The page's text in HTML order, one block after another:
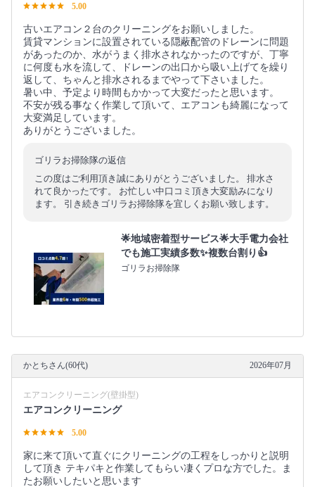
5.00
古いエアコン２台のクリーニングをお願いしました。
賃貸マンションに設置されている隠蔽配管のドレーンに問題
があったのか、水がうまく排水されなかったのですが、丁寧
に何度も水を流して、ドレーンの出口から吸い上げてを繰り
返して、ちゃんと排水されるまでやって下さいました。
暑い中、予定より時間もかかって大変だったと思います。
不安が残る事なく作業して頂いて、エアコンも綺麗になって
大変満足しています。
ありがとうございました。
ゴリラお掃除隊の返信
この度はご利用頂き誠にありがとうございました。 排水さ
れて良かったです。 お忙しい中口コミ頂き大変励みになり
ます。 引き続きゴリラお掃除隊を宜しくお願い致します。
🌟地域密着型サービス🌟大手電力会社
でも施工実績多数✨複数台割り👍
ゴリラお掃除隊
かとちさん(60代) 2026年07月
エアコンクリーニング(壁掛型)
エアコンクリーニング
5.00
家に来て頂いて直ぐにクリーニングの工程をしっかりと説明
して頂き テキパキと作業してもらい凄くプロな方でした。ま
たお願いしたいと思います